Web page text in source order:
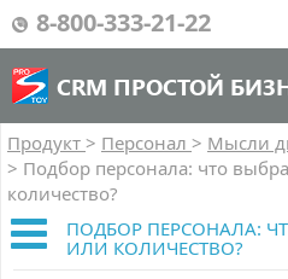
8-800-333-21-22
CRM ПРОСТОЙ
Продукт > Персонал > Мысли
> Подбор персонала: что
количество?
ПОДБОР ПЕРСОНАЛА:
ИЛИ КОЛИЧЕСТВО?